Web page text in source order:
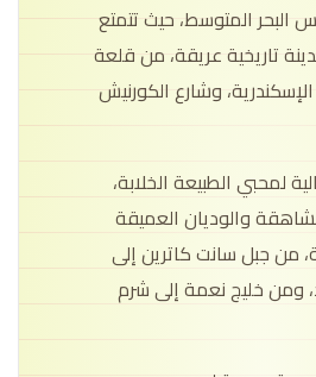
البحر المتوسط، حيث تتمتع
تاريخية عريقة، من قلعة
وشارع الكورنيش
لمحبي الطبيعة الخلابة،
والوديان العميقة
من جبل سانت كاترين إلى
خليج نعمة إلى شرم